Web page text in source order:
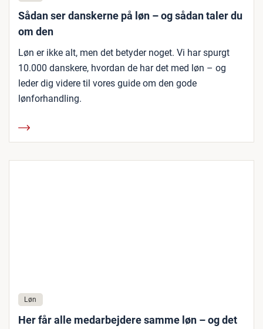
Sådan ser danskerne på løn – og sådan taler du
om den
Løn er ikke alt, men det betyder noget. Vi har spurgt
10.000 danskere, hvordan de har det med løn – og
leder dig videre til vores guide om den gode
lønforhandling.
Løn
Her får alle medarbejdere samme løn – og det